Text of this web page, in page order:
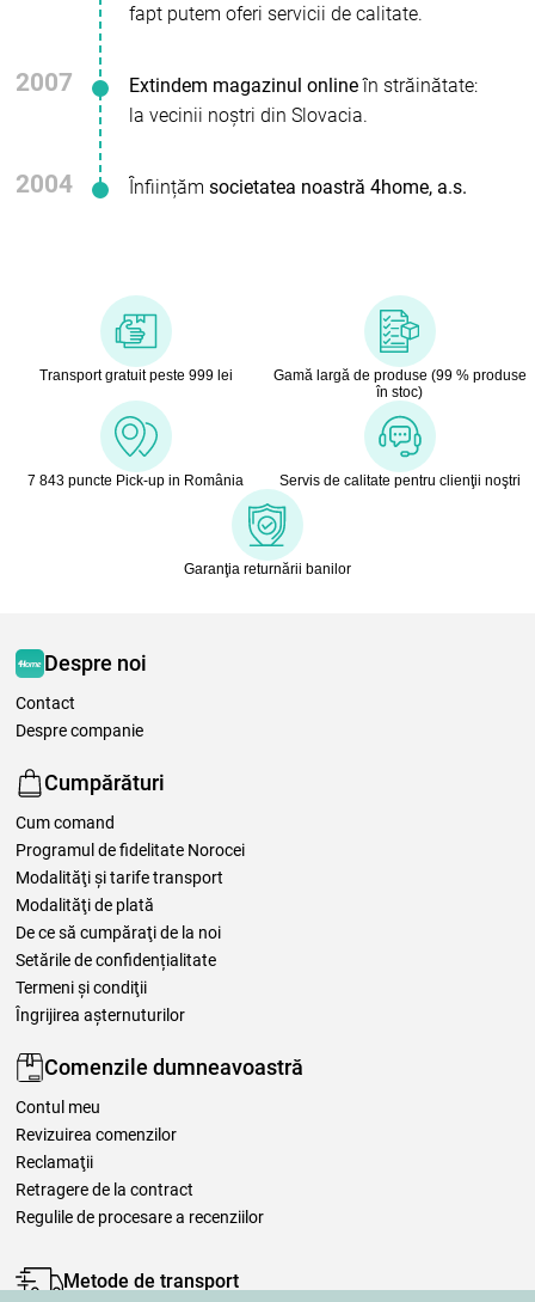
fapt putem oferi servicii de calitate.
2007 Extindem magazinul onlineîn străinătate:
la vecinii noștri din Slovacia.
2004 Înființăm societatea noastră 4home, a.s.
Transport gratuit peste 999 lei
Gamă largă de produse (99 % produse
în stoc)
7 843 puncte Pick-up in România Servis de calitate pentru clienţii noştri
Garanţia returnării banilor
Despre noi
Contact
Despre companie
Cumpărături
Cum comand
Programul de fidelitate Norocei
Modalităţi şi tarife transport
Modalităţi de plată
De ce să cumpăraţi de la noi
Setările de confidențialitate
Termeni şi condiţii
Îngrijirea așternuturilor
Comenzile dumneavoastră
Contul meu
Revizuirea comenzilor
Reclamaţii
Retragere de la contract
Regulile de procesare a recenziilor
Metode de transport